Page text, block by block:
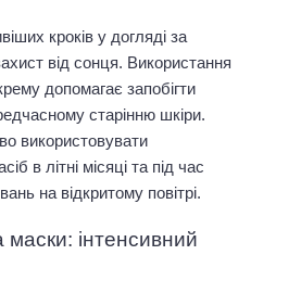
кроків у догляді за
від сонця. Використання
допомагає запобігти
старінню шкіри.
використовувати
в літні місяці та під час
на відкритому повітрі.
маски: інтенсивний